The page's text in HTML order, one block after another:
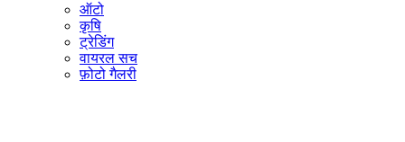
ऑटो
कृषि
ट्रेडिंग
वायरल सच
फ़ोटो गैलरी